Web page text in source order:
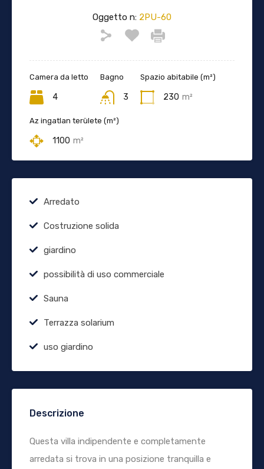
Oggetto n: 2PU-60
Camera da letto
4
Bagno
3
Spazio abitabile (m²)
230 m²
Az ingatlan területe (m²)
1100 m²
Arredato
Costruzione solida
giardino
possibilità di uso commerciale
Sauna
Terrazza solarium
uso giardino
Descrizione
Questa villa indipendente e completamente
arredata si trova in una posizione tranquilla e